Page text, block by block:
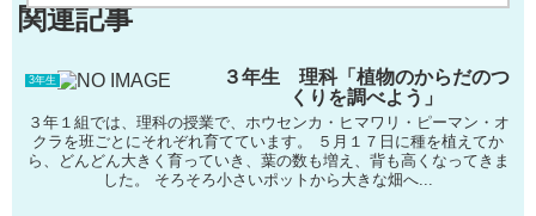
関連記事
3年生
３年生 理科「植物のからだのつ
くりを調べよう」
３年１組では、理科の授業で、ホウセンカ・ヒマワリ・ピーマン・オ
クラを班ごとにそれぞれ育てています。 ５月１７日に種を植えてか
ら、どんどん大きく育っていき、葉の数も増え、背も高くなってきま
した。 そろそろ小さいポットから大きな畑へ...